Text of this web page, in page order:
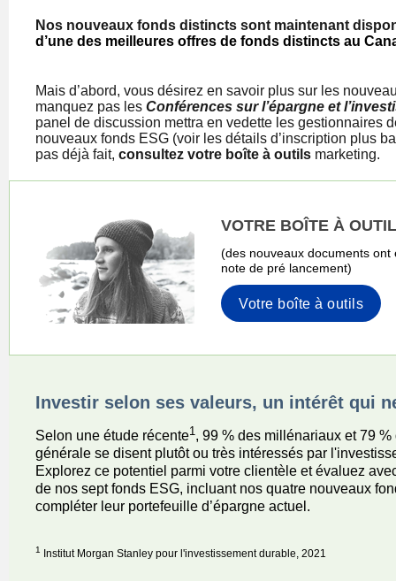
Nos nouveaux fonds distincts sont maintenant
d’une des meilleures offres de fonds distincts au
Mais d’abord, vous désirez en savoir plus sur les
manquez pas les Conférences sur l’épargne et
panel de discussion mettra en vedette les gestionnaires
nouveaux fonds ESG (voir les détails d’inscription plus
pas déjà fait, consultez votre boîte à outils marketing.
VOTRE BOÎTE À
(des nouveaux documents ont
note de pré lancement)
Votre boîte à outils
Investir selon ses valeurs, un intérêt qui
Selon une étude récente1, 99 % des millénariaux et 79
générale se disent plutôt ou très intéressés par
Explorez ce potentiel parmi votre clientèle et évaluez
de nos sept fonds ESG, incluant nos quatre nouveaux
compléter leur portefeuille d’épargne actuel.
1 Institut Morgan Stanley pour l'investissement durable, 2021